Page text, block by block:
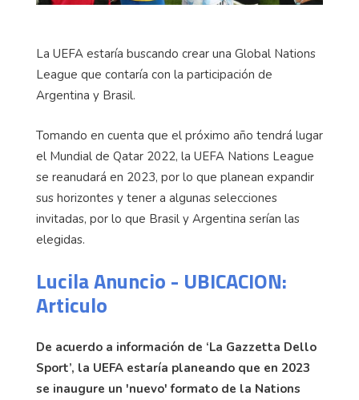
La UEFA estaría buscando crear una Global Nations
League que contaría con la participación de
Argentina y Brasil.
Tomando en cuenta que el próximo año tendrá lugar
el Mundial de Qatar 2022, la UEFA Nations League
se reanudará en 2023, por lo que planean expandir
sus horizontes y tener a algunas selecciones
invitadas, por lo que Brasil y Argentina serían las
elegidas.
Lucila Anuncio - UBICACION:
Articulo
De acuerdo a información de ‘La Gazzetta Dello
Sport’, la UEFA estaría planeando que en 2023
se inaugure un 'nuevo' formato de la Nations